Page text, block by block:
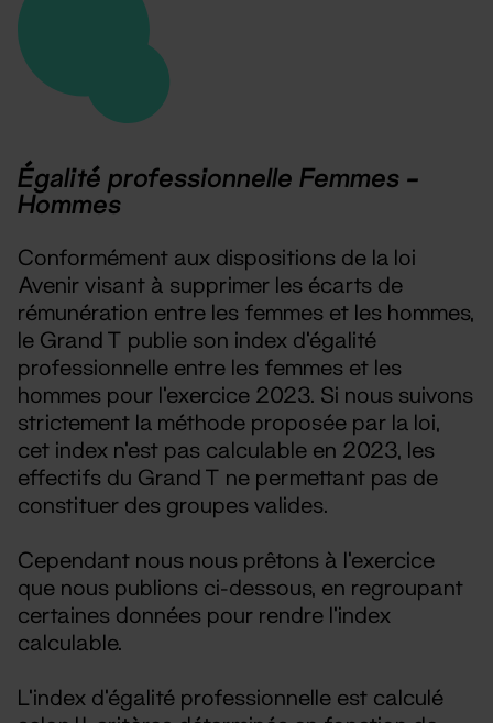
Égalité professionnelle Femmes -
Hommes
Conformément aux dispositions de la loi
Avenir visant à supprimer les écarts de
rémunération entre les femmes et les hommes,
le Grand T publie son index d’égalité
professionnelle entre les femmes et les
hommes pour l’exercice 2023. Si nous suivons
strictement la méthode proposée par la loi,
cet index n'est pas calculable en 2023, les
effectifs du Grand T ne permettant pas de
constituer des groupes valides.
Cependant nous nous prêtons à l'exercice
que nous publions ci-dessous, en regroupant
certaines données pour rendre l'index
calculable.
L’index d’égalité professionnelle est calculé